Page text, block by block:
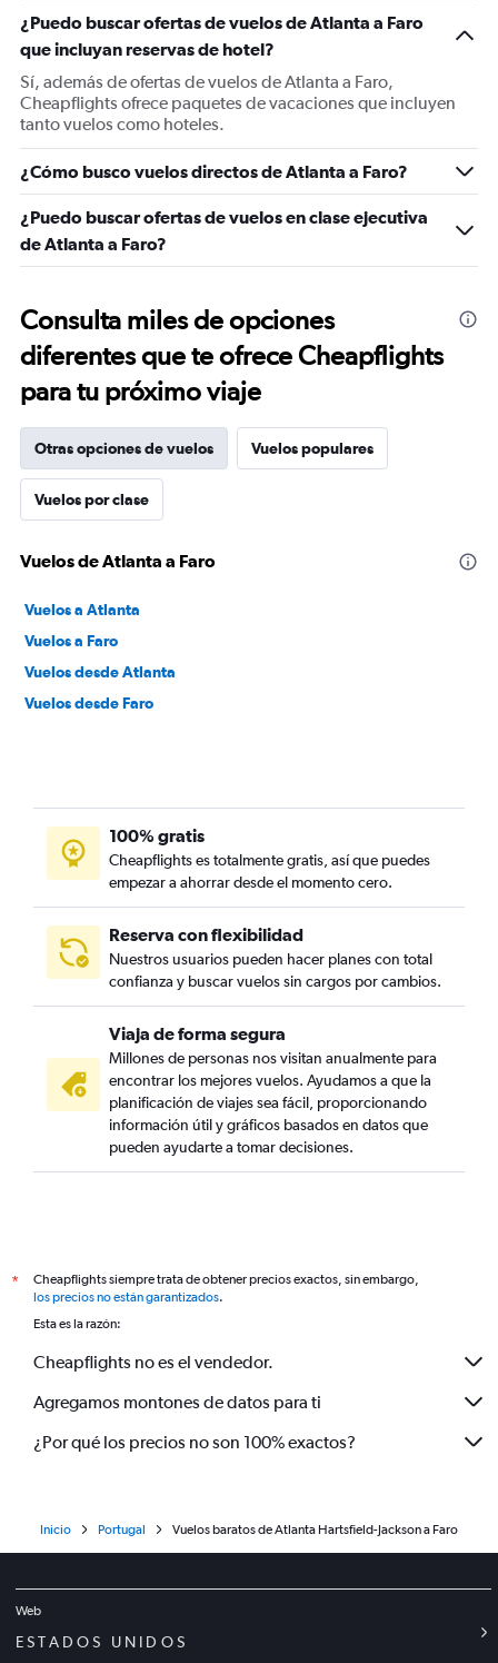
¿Puedo buscar ofertas de vuelos de Atlanta a Faro
que incluyan reservas de hotel?
Sí, además de ofertas de vuelos de Atlanta a Faro,
Cheapflights ofrece paquetes de vacaciones que incluyen
tanto vuelos como hoteles.
¿Cómo busco vuelos directos de Atlanta a Faro?
¿Puedo buscar ofertas de vuelos en clase ejecutiva
de Atlanta a Faro?
Consulta miles de opciones
diferentes que te ofrece Cheapflights
para tu próximo viaje
Otras opciones de vuelos Vuelos populares
Vuelos por clase
Vuelos de Atlanta a Faro
Vuelos a Atlanta
Vuelos a Faro
Vuelos desde Atlanta
Vuelos desde Faro
100% gratis
Cheapflights es totalmente gratis, así que puedes
empezar a ahorrar desde el momento cero.
Reserva con flexibilidad
Nuestros usuarios pueden hacer planes con total
confianza y buscar vuelos sin cargos por cambios.
Viaja de forma segura
Millones de personas nos visitan anualmente para
encontrar los mejores vuelos. Ayudamos a que la
planificación de viajes sea fácil, proporcionando
información útil y gráficos basados en datos que
pueden ayudarte a tomar decisiones.
*
Cheapflights siempre trata de obtener precios exactos, sin embargo,
los precios no están garantizados.
Esta es la razón:
Cheapflights no es el vendedor.
Agregamos montones de datos para ti
¿Por qué los precios no son 100% exactos?
Inicio Portugal Vuelos baratos de Atlanta Hartsfield-Jackson a Faro
Web
ESTADOS UNIDOS